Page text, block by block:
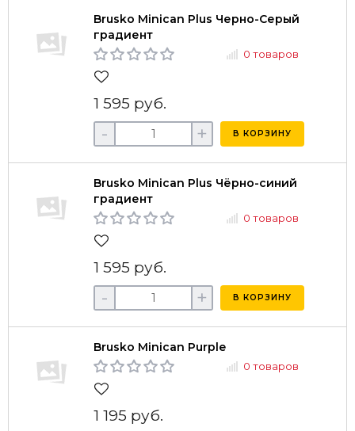
Brusko Minican Plus Черно-Серый
градиент
0 товаров
1 595 руб.
- + В КОРЗИНУ
Brusko Minican Plus Чёрно-синий
градиент
0 товаров
1 595 руб.
- + В КОРЗИНУ
Brusko Minican Purple
0 товаров
1 195 руб.